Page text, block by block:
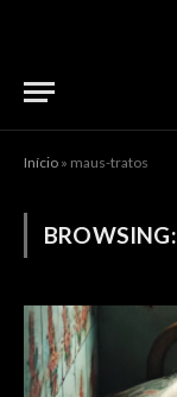
Início » maus-tratos
BROWSING: